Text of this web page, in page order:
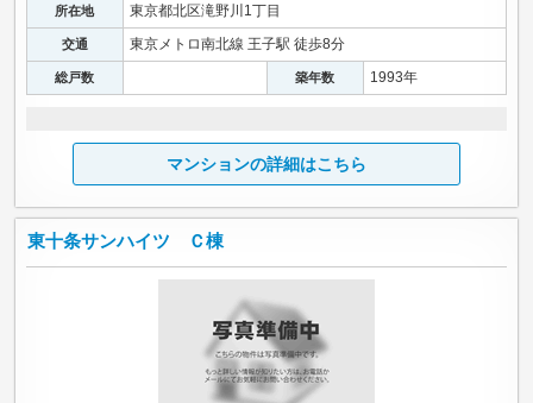
所在地 東京都北区滝野川1丁目
交通 東京メトロ南北線 王子駅 徒歩8分
総戸数 築年数 1993年
マンションの詳細はこちら
東十条サンハイツ Ｃ棟